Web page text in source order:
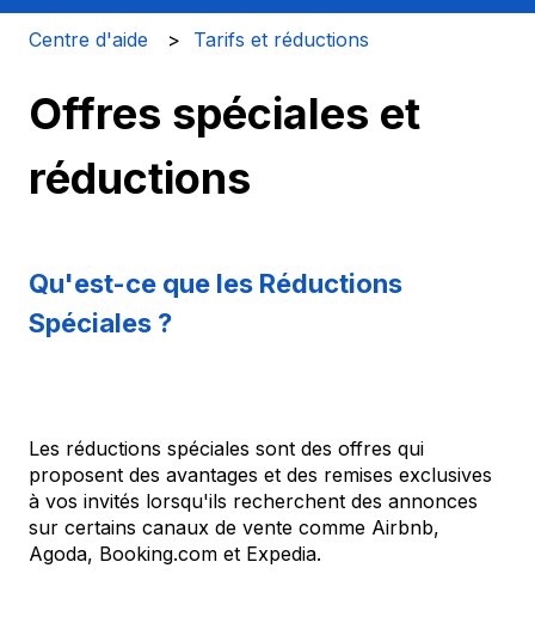
Centre d'aide Tarifs et réductions
Offres spéciales et
réductions
Qu'est-ce que les Réductions
Spéciales ?
Les réductions spéciales sont des offres qui
proposent des avantages et des remises exclusives
à vos invités lorsqu'ils recherchent des annonces
sur certains canaux de vente comme Airbnb,
Agoda, Booking.com et Expedia.